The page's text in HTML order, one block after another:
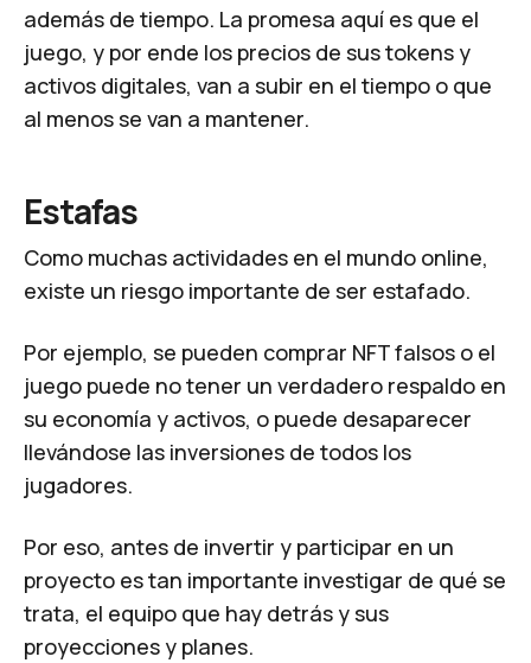
además de tiempo. La promesa aquí es que el
juego, y por ende los precios de sus tokens y
activos digitales, van a subir en el tiempo o que
al menos se van a mantener.
Estafas
Como muchas actividades en el mundo online,
existe un riesgo importante de ser estafado.
Por ejemplo, se pueden comprar NFT falsos o el
juego puede no tener un verdadero respaldo en
su economía y activos, o puede desaparecer
llevándose las inversiones de todos los
jugadores.
Por eso, antes de invertir y participar en un
proyecto es tan importante investigar de qué se
trata, el equipo que hay detrás y sus
proyecciones y planes.